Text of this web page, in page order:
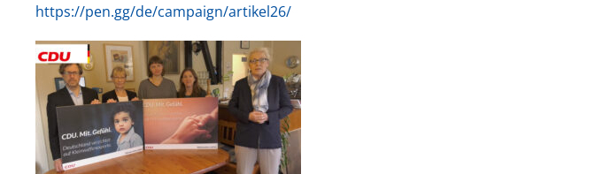
https://pen.gg/de/campaign/artikel26/